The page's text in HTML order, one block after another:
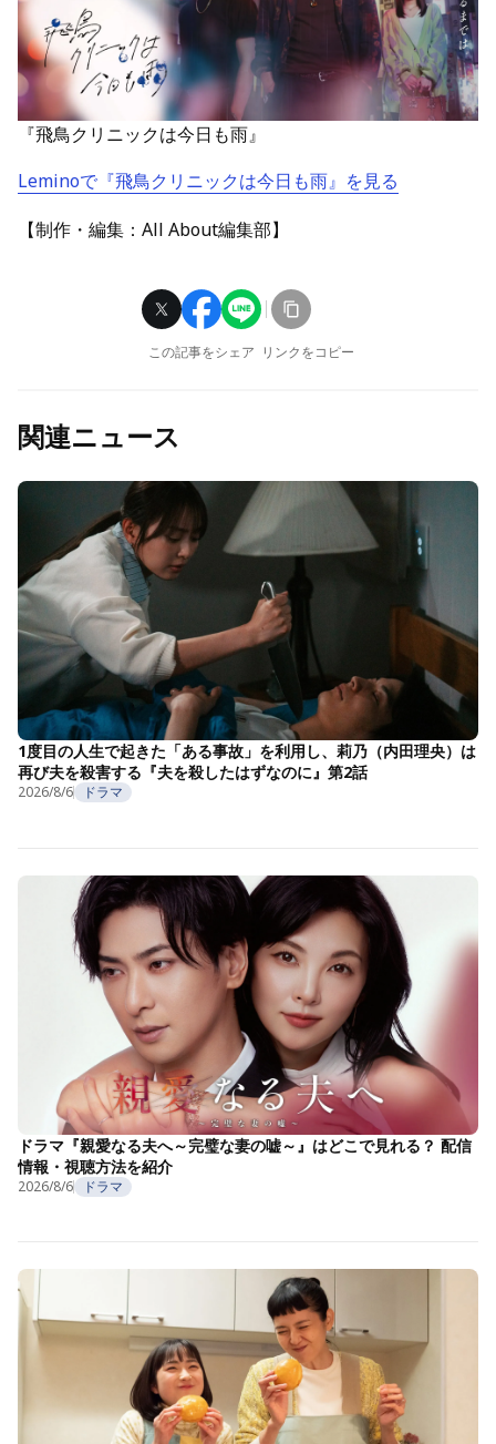
『飛鳥クリニックは今日も雨』
Leminoで『飛鳥クリニックは今日も雨』を見る
【制作・編集：All About編集部】
この記事をシェア リンクをコピー
関連ニュース
1度目の人生で起きた「ある事故」を利用し、莉乃（内田理央）は
再び夫を殺害する『夫を殺したはずなのに』第2話
2026/8/6 ドラマ
ドラマ『親愛なる夫へ～完璧な妻の嘘～』はどこで見れる？ 配信
情報・視聴方法を紹介
2026/8/6 ドラマ